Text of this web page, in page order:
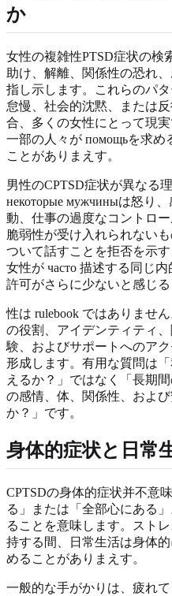
か
女性の複雑性PTSD症状の検
助け、解離、関係性の恐れ
指し示します。これらのパ
怠慢、社会的沈黙、または
合、多くの女性にとって現
一部の人々が помощьを求め
ことがありまえす。
男性のCPTSD症状が異なる
некоторые мужчиныは怒り
動、仕事の過度なコントロ
脆弱性が受け入れられない
ついて話すことを拒否を示
女性が часто 描述する同じ
許可がさらに少ないと感じる
性は rulebook ではありませ
の役割、アイデンティティ
験、およびサポートへのア
形成します。有用な質問は
えるか？」ではなく「長期
の感情、体、関係性、およ
か？」です。
身体的症状と日常
CPTSDの身体的症状并不意
る」または「全部心にある
ることを意味します。スト
持する間、日常生活は身体
めることがありまえす。
一般的な手がかりは、疲れ